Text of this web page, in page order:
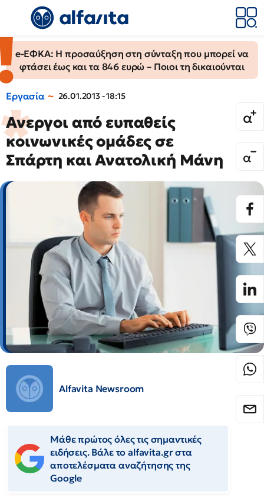
e-ΕΦΚΑ: Η προσαύξηση στη σύνταξη που μπορεί να
φτάσει έως και τα 846 ευρώ – Ποιοι τη δικαιούνται
Εργασία 26.01.2013 - 18:15
Ανεργοι από ευπαθείς
κοινωνικές ομάδες σε
Σπάρτη και Ανατολική Μάνη
Alfavita Newsroom
Μάθε πρώτος όλες τις σημαντικές
ειδήσεις. Βάλε το alfavita.gr στα
αποτελέσματα αναζήτησης της
Google